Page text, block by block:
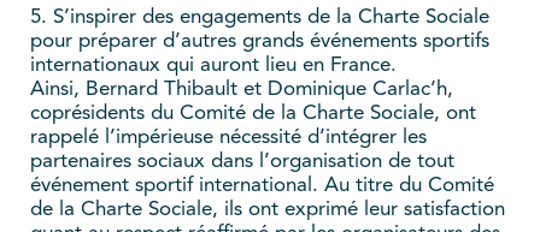
5. S’inspirer des engagements de la Charte Sociale
pour préparer d’autres grands événements sportifs
internationaux qui auront lieu en France.
Ainsi, Bernard Thibault et Dominique Carlac’h,
coprésidents du Comité de la Charte Sociale, ont
rappelé l’impérieuse nécessité d’intégrer les
partenaires sociaux dans l’organisation de tout
événement sportif international. Au titre du Comité
de la Charte Sociale, ils ont exprimé leur satisfaction